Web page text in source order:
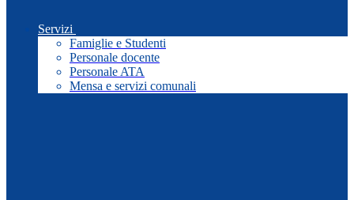
Servizi
Famiglie e Studenti
Personale docente
Personale ATA
Mensa e servizi comunali